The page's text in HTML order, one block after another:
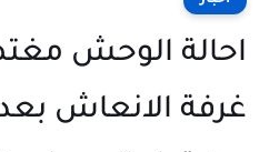
احالة الوحش
غرفة الانعاش بعد